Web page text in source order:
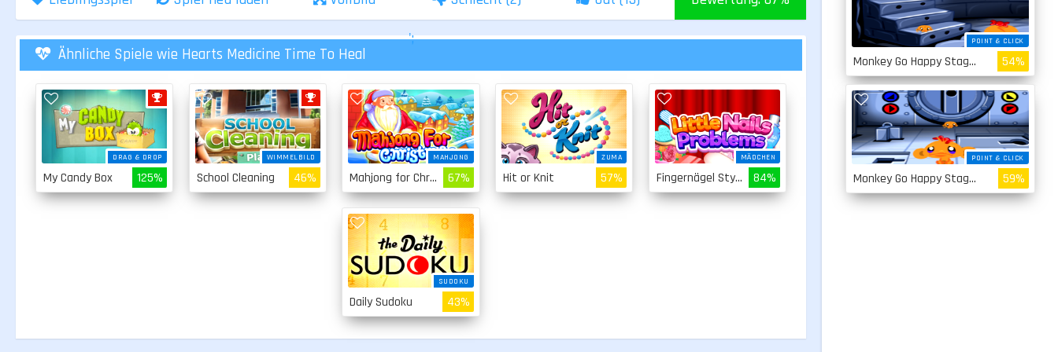
';
Ähnliche Spiele wie Hearts Medicine Time To Heal
DRAG & DROP
My Candy Box 125%
WIMMELBILD
School Cleaning 46%
MAHJONG
Mahjong for Christmas 67%
ZUMA
Hit or Knit 57%
MÄDCHEN
Fingernägel Stylen 84%
SUDOKU
Daily Sudoku 43%
POINT & CLICK
Monkey Go Happy Stage 2 54%
POINT & CLICK
Monkey Go Happy Stage 1 59%